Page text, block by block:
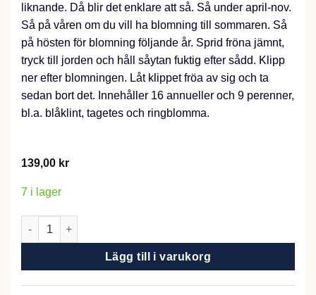
liknande. Då blir det enklare att så. Så under april-nov.
Så på våren om du vill ha blomning till sommaren. Så
på hösten för blomning följande år. Sprid fröna jämnt,
tryck till jorden och håll såytan fuktig efter sådd. Klipp
ner efter blomningen. Låt klippet fröa av sig och ta
sedan bort det. Innehåller 16 annueller och 9 perenner,
bl.a. blåklint, tagetes och ringblomma.
139,00 kr
7 i lager
Blommor för nyttoinsekter mängd
Lägg till i varukorg